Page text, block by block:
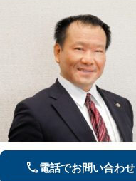
電話でお問い合わせ